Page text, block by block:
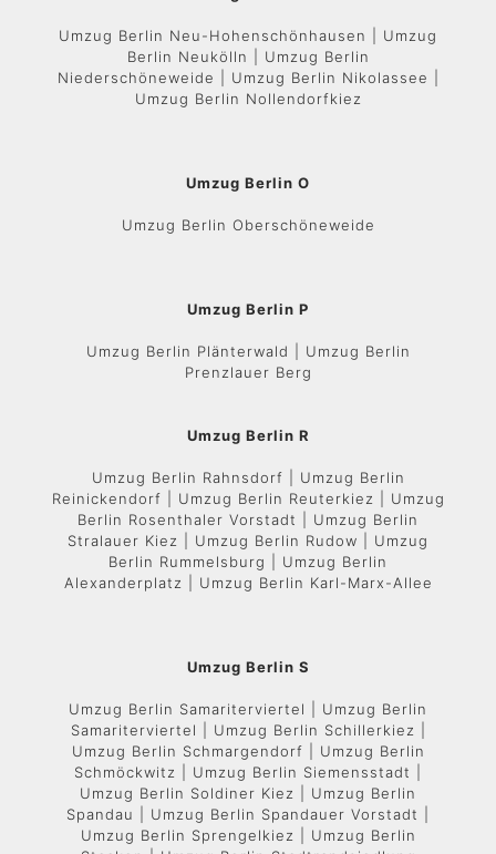
Umzug Berlin Neu-Hohenschönhausen | Umzug
Berlin Neukölln | Umzug Berlin
Niederschöneweide | Umzug Berlin Nikolassee |
Umzug Berlin Nollendorfkiez
Umzug Berlin O
Umzug Berlin Oberschöneweide
Umzug Berlin P
Umzug Berlin Plänterwald | Umzug Berlin
Prenzlauer Berg
Umzug Berlin R
Umzug Berlin Rahnsdorf | Umzug Berlin
Reinickendorf | Umzug Berlin Reuterkiez | Umzug
Berlin Rosenthaler Vorstadt | Umzug Berlin
Stralauer Kiez | Umzug Berlin Rudow | Umzug
Berlin Rummelsburg | Umzug Berlin
Alexanderplatz | Umzug Berlin Karl-Marx-Allee
Umzug Berlin S
Umzug Berlin Samariterviertel | Umzug Berlin
Samariterviertel | Umzug Berlin Schillerkiez |
Umzug Berlin Schmargendorf | Umzug Berlin
Schmöckwitz | Umzug Berlin Siemensstadt |
Umzug Berlin Soldiner Kiez | Umzug Berlin
Spandau | Umzug Berlin Spandauer Vorstadt |
Umzug Berlin Sprengelkiez | Umzug Berlin